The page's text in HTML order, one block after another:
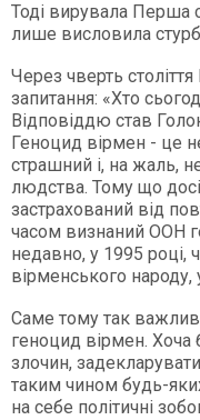
Тоді вирувала Перша
лише висловила
Через чверть
запитання: «Хто
Відповіддю став
Геноцид вірмен - це
страшний і, на жаль,
людства. Тому що
застрахований від
часом визнаний ООН
недавно, у 1995 році,
вірменського
Саме тому так
геноцид вірмен. Хоча
злочин,
таким чином будь-
на себе політичні